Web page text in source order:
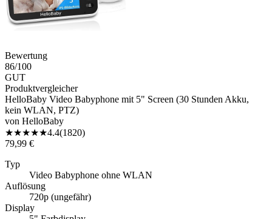
Bewertung
86/100
GUT
Produktvergleicher
HelloBaby Video Babyphone mit 5" Screen (30 Stunden Akku,
kein WLAN, PTZ)
von HelloBaby
★★★★★4.4(1820)
79,99 €
Typ
Video Babyphone ohne WLAN
Auflösung
720p (ungefähr)
Display